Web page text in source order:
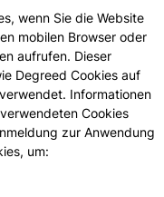
wenn Sie die Website
mobilen Browser oder
aufrufen. Dieser
Degreed Cookies auf
Informationen
Cookies
zur Anwendung
um: